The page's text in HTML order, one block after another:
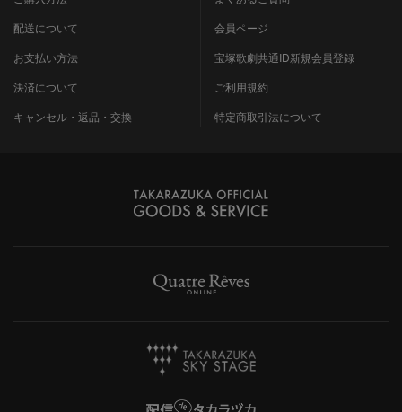
配送について
お支払い方法
決済について
キャンセル・返品・交換
会員ページ
宝塚歌劇共通ID新規会員登録
ご利用規約
特定商取引法について